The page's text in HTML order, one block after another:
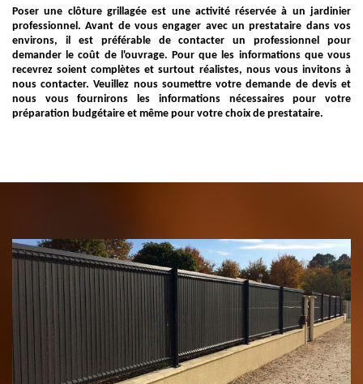
Poser une clôture grillagée est une activité réservée à un jardinier
professionnel. Avant de vous engager avec un prestataire dans vos
environs, il est préférable de contacter un professionnel pour
demander le coût de l'ouvrage. Pour que les informations que vous
recevrez soient complètes et surtout réalistes, nous vous invitons à
nous contacter. Veuillez nous soumettre votre demande de devis et
nous vous fournirons les informations nécessaires pour votre
préparation budgétaire et même pour votre choix de prestataire.